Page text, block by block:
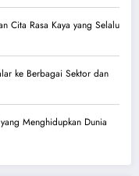
Cita Rasa Kaya yang Selalu
ke Berbagai Sektor dan
Menghidupkan Dunia